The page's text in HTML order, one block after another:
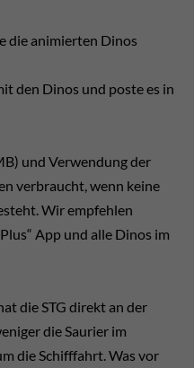
die animierten Dinos
den Dinos und poste es in
und Verwendung der
verbraucht, wenn keine
Wir empfehlen
App und alle Dinos im
die STG direkt an der
die Saurier im
die Schifffahrt. Was vor